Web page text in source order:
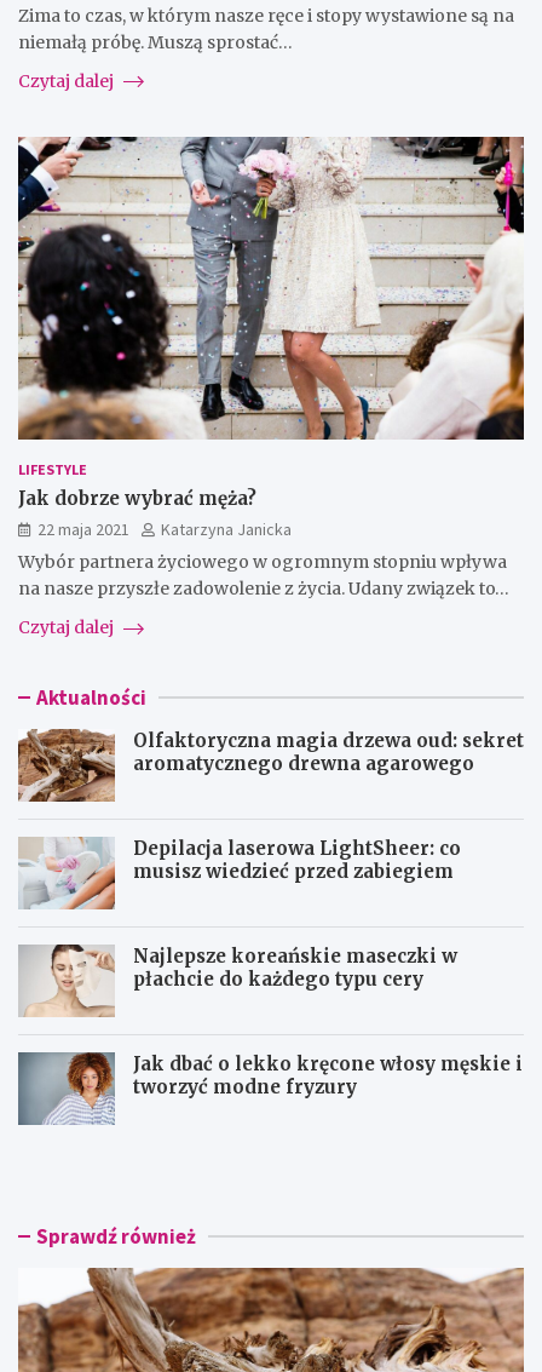
Zima to czas, w którym nasze ręce i stopy wystawione są na
niemałą próbę. Muszą sprostać…
Czytaj dalej
LIFESTYLE
Jak dobrze wybrać męża?
22 maja 2021
Katarzyna Janicka
Wybór partnera życiowego w ogromnym stopniu wpływa
na nasze przyszłe zadowolenie z życia. Udany związek to…
Czytaj dalej
Aktualności
Olfaktoryczna magia drzewa oud: sekret
aromatycznego drewna agarowego
Depilacja laserowa LightSheer: co
musisz wiedzieć przed zabiegiem
Najlepsze koreańskie maseczki w
płachcie do każdego typu cery
Jak dbać o lekko kręcone włosy męskie i
tworzyć modne fryzury
O
t
y
c
z
D
a
a
l
a
Sprawdź również